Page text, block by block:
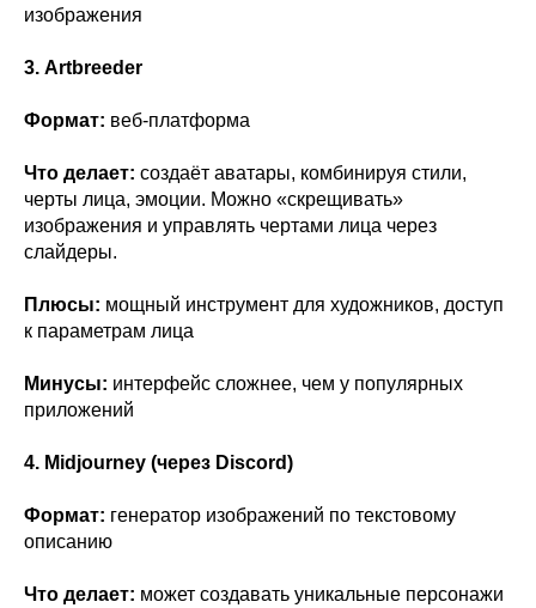
изображения
3. Artbreeder
Формат: веб-платформа
Что делает: создаёт аватары, комбинируя стили,
черты лица, эмоции. Можно «скрещивать»
изображения и управлять чертами лица через
слайдеры.
Плюсы: мощный инструмент для художников, доступ
к параметрам лица
Минусы: интерфейс сложнее, чем у популярных
приложений
4. Midjourney (через Discord)
Формат: генератор изображений по текстовому
описанию
Что делает: может создавать уникальные персонажи